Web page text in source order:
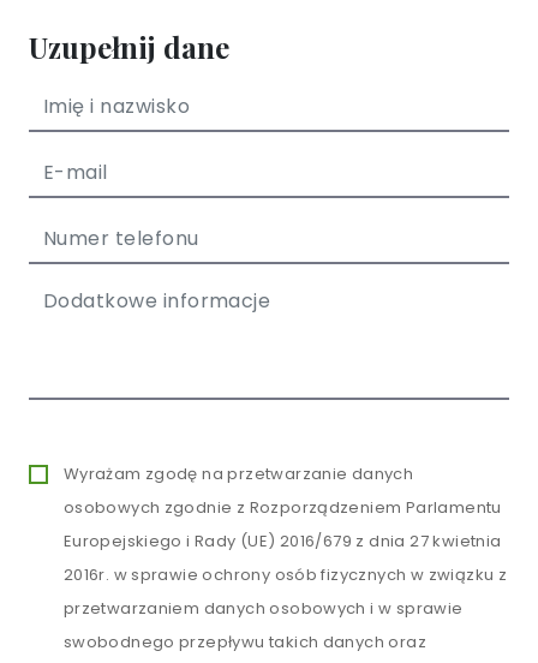
Uzupełnij dane
Wyrażam zgodę na przetwarzanie danych
osobowych zgodnie z Rozporządzeniem Parlamentu
Europejskiego i Rady (UE) 2016/679 z dnia 27 kwietnia
2016r. w sprawie ochrony osób fizycznych w związku z
przetwarzaniem danych osobowych i w sprawie
swobodnego przepływu takich danych oraz